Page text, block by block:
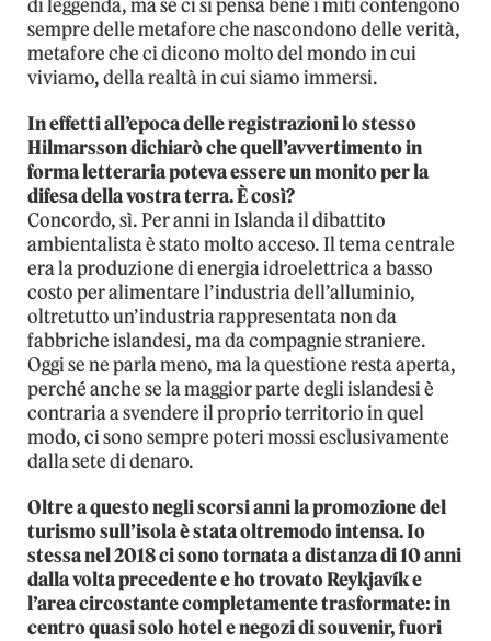
di leggenda, ma se ci si pensa bene i miti contengono
sempre delle metafore che nascondono delle verità,
metafore che ci dicono molto del mondo in cui
viviamo, della realtà in cui siamo immersi.
In effetti all’epoca delle registrazioni lo stesso
Hilmarsson dichiarò che quell’avvertimento in
forma letteraria poteva essere un monito per la
difesa della vostra terra. È così?
Concordo, sì. Per anni in Islanda il dibattito
ambientalista è stato molto acceso. Il tema centrale
era la produzione di energia idroelettrica a basso
costo per alimentare l’industria dell’alluminio,
oltretutto un’industria rappresentata non da
fabbriche islandesi, ma da compagnie straniere.
Oggi se ne parla meno, ma la questione resta aperta,
perché anche se la maggior parte degli islandesi è
contraria a svendere il proprio territorio in quel
modo, ci sono sempre poteri mossi esclusivamente
dalla sete di denaro.
Oltre a questo negli scorsi anni la promozione del
turismo sull’isola è stata oltremodo intensa. Io
stessa nel 2018 ci sono tornata a distanza di 10 anni
dalla volta precedente e ho trovato Reykjavík e
l’area circostante completamente trasformate: in
centro quasi solo hotel e negozi di souvenir, fuori